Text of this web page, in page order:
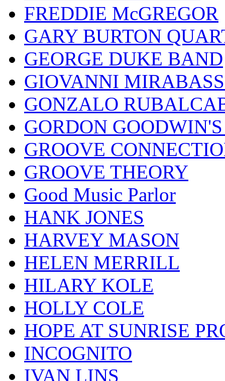
FREDDIE McGREGOR
GARY BURTON
GEORGE DUKE BAND
GIOVANNI
GONZALO
GORDON
GROOVE
GROOVE THEORY
Good Music Parlor
HANK JONES
HARVEY MASON
HELEN MERRILL
HILARY KOLE
HOLLY COLE
HOPE AT SUNRISE
INCOGNITO
IVAN LINS